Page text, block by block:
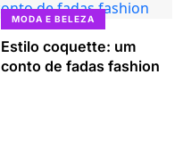
MODA E BELEZA
Estilo coquette: um
conto de fadas fashion